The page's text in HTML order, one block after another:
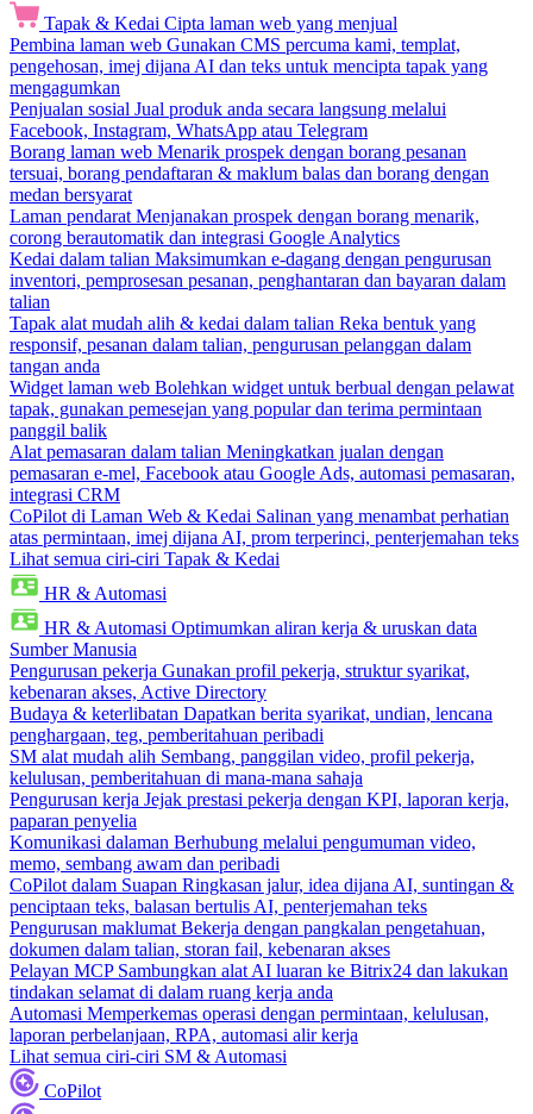
Tapak & Kedai Cipta laman web yang menjual
Pembina laman web Gunakan CMS percuma kami, templat,
pengehosan, imej dijana AI dan teks untuk mencipta tapak yang
mengagumkan
Penjualan sosial Jual produk anda secara langsung melalui
Facebook, Instagram, WhatsApp atau Telegram
Borang laman web Menarik prospek dengan borang pesanan
tersuai, borang pendaftaran & maklum balas dan borang dengan
medan bersyarat
Laman pendarat Menjanakan prospek dengan borang menarik,
corong berautomatik dan integrasi Google Analytics
Kedai dalam talian Maksimumkan e-dagang dengan pengurusan
inventori, pemprosesan pesanan, penghantaran dan bayaran dalam
talian
Tapak alat mudah alih & kedai dalam talian Reka bentuk yang
responsif, pesanan dalam talian, pengurusan pelanggan dalam
tangan anda
Widget laman web Bolehkan widget untuk berbual dengan pelawat
tapak, gunakan pemesejan yang popular dan terima permintaan
panggil balik
Alat pemasaran dalam talian Meningkatkan jualan dengan
pemasaran e-mel, Facebook atau Google Ads, automasi pemasaran,
integrasi CRM
CoPilot di Laman Web & Kedai Salinan yang menambat perhatian
atas permintaan, imej dijana AI, prom terperinci, penterjemahan teks
Lihat semua ciri-ciri Tapak & Kedai
HR & Automasi
HR & Automasi Optimumkan aliran kerja & uruskan data
Sumber Manusia
Pengurusan pekerja Gunakan profil pekerja, struktur syarikat,
kebenaran akses, Active Directory
Budaya & keterlibatan Dapatkan berita syarikat, undian, lencana
penghargaan, teg, pemberitahuan peribadi
SM alat mudah alih Sembang, panggilan video, profil pekerja,
kelulusan, pemberitahuan di mana-mana sahaja
Pengurusan kerja Jejak prestasi pekerja dengan KPI, laporan kerja,
paparan penyelia
Komunikasi dalaman Berhubung melalui pengumuman video,
memo, sembang awam dan peribadi
CoPilot dalam Suapan Ringkasan jalur, idea dijana AI, suntingan &
penciptaan teks, balasan bertulis AI, penterjemahan teks
Pengurusan maklumat Bekerja dengan pangkalan pengetahuan,
dokumen dalam talian, storan fail, kebenaran akses
Pelayan MCP Sambungkan alat AI luaran ke Bitrix24 dan lakukan
tindakan selamat di dalam ruang kerja anda
Automasi Memperkemas operasi dengan permintaan, kelulusan,
laporan perbelanjaan, RPA, automasi alir kerja
Lihat semua ciri-ciri SM & Automasi
CoPilot